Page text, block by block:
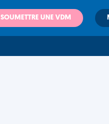
SOUMETTRE UNE VDM